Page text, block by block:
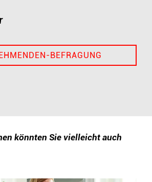
BEFRAGUNG
könnten Sie vielleicht auch